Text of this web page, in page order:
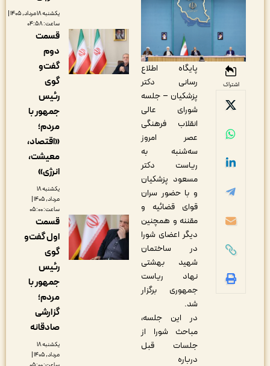
پایگاه اطلاع
رسانی دکتر
پزشکیان – جلسه
شورای‌ عالی
انقلاب فرهنگی
عصر امروز
سه‌شنبه به
ریاست دکتر
مسعود پزشکیان
و با حضور سران
قوای قضائیه و
مقننه و همچنین
دیگر اعضای شورا
در ساختمان
شهید بهشتی
نهاد ریاست
جمهوری برگزار
در این جلسه،
مباحث شورا از
جلسات قبل
یکشنبه ۱۸ مرداد, ۱۴۰۵ |
قسمت
دوم
گفت‌و
جمهور با
«اقتصاد،
معیشت،
مرداد, ۱۴۰۵ |
قسمت
اول گفت‌و
گوی
جمهور با
صادقانه
مرداد, ۱۴۰۵ |